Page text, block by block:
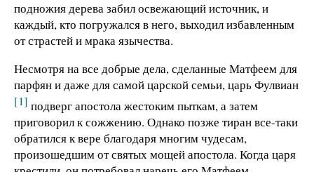
подножия дерева забил освежающий источник, и
каждый, кто погружался в него, выходил избавленным
от страстей и мрака язычества.
Несмотря на все добрые дела, сделанные Матфеем для
парфян и даже для самой царской семьи, царь Фулвиан
[1] подверг апостола жестоким пыткам, а затем
приговорил к сожжению. Однако позже тиран все-таки
обратился к вере благодаря многим чудесам,
произошедшим от святых мощей апостола. Когда царя